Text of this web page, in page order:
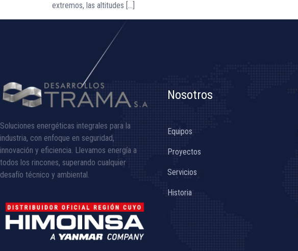
extremos, las altitudes […]
Soluciones energéticas integrales para la
industria, con enfoque en seguridad,
innovación y eficiencia. Llevamos energía a
todos los rincones, superando cualquier
desafío técnico y ambiental.
Nosotros
Equipos
Proyectos
Servicios
Historia